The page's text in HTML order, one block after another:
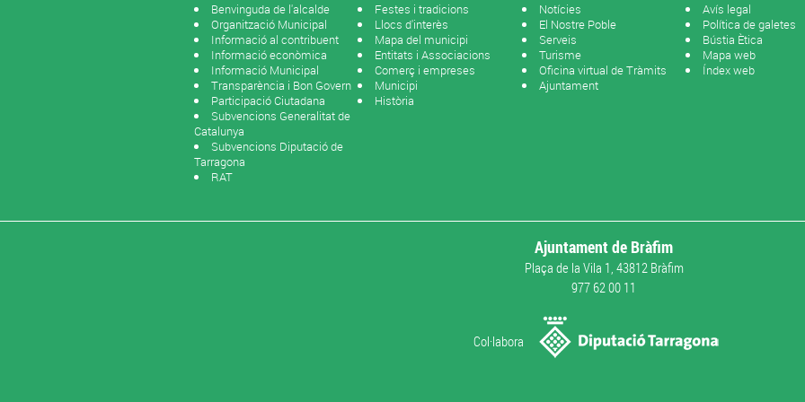
Benvinguda de l'alcalde
Organització Municipal
Informació al contribuent
Informació econòmica
Informació Municipal
Transparència i Bon Govern
Participació Ciutadana
Subvencions Generalitat de
Catalunya
Subvencions Diputació de
Tarragona
RAT
Festes i tradicions
Llocs d'interès
Mapa del municipi
Entitats i Associacions
Comerç i empreses
Municipi
Història
Notícies
El Nostre Poble
Serveis
Turisme
Oficina virtual de Tràmits
Ajuntament
Avís legal
Política de galetes
Bústia Ètica
Mapa web
Índex web
Ajuntament de Bràfim
Plaça de la Vila 1, 43812 Bràfim
977 62 00 11
Col·labora